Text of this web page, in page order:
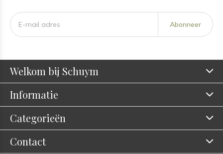
Abonneer
Welkom bij Schuym
Informatie
Categorieën
Contact